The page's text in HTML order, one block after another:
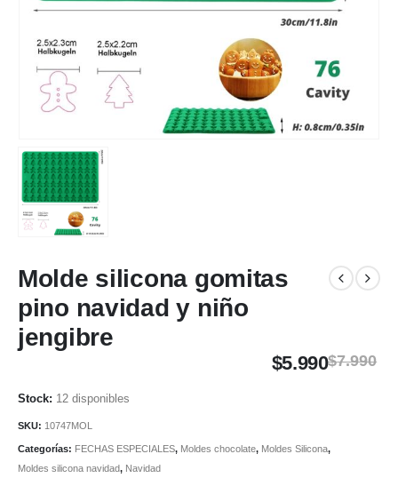
Molde silicona gomitas
pino navidad y niño
jengibre
$7.990
$5.990
12 disponibles
SKU: 10747MOL
Categorías: FECHAS ESPECIALES, Moldes chocolate, Moldes Silicona,
Moldes silicona navidad, Navidad